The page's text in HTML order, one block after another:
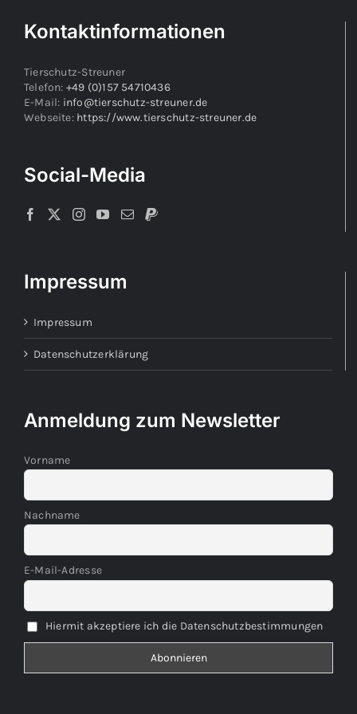
Kontaktinformationen
Tierschutz-Streuner
Telefon: +49 (0)157 54710436
E-Mail: info@tierschutz-streuner.de
Webseite: https://www.tierschutz-streuner.de
Social-Media
Impressum
Impressum
Datenschutzerklärung
Anmeldung zum Newsletter
Vorname
Nachname
E-Mail-Adresse
Hiermit akzeptiere ich die Datenschutzbestimmungen